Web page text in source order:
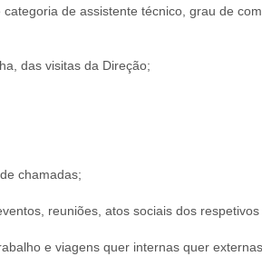
de assistente técnico, grau de
das visitas da Direção;
chamadas;
reuniões, atos sociais dos
e viagens quer internas quer